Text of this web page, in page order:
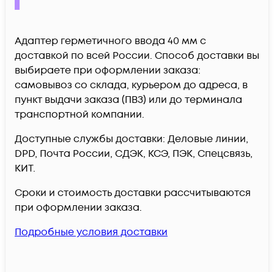
Адаптер герметичного ввода 40 мм c
доставкой по всей России. Способ доставки вы
выбираете при оформлении заказа:
самовывоз со склада, курьером до адреса, в
пункт выдачи заказа (ПВЗ) или до терминала
транспортной компании.
Доступные службы доставки: Деловые линии,
DPD, Почта России, СДЭК, КСЭ, ПЭК, Спецсвязь,
КИТ.
Сроки и стоимость доставки рассчитываются
при оформлении заказа.
Подробные условия доставки